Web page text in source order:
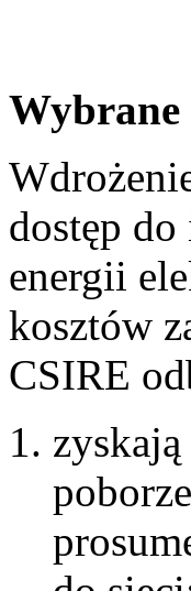
Wybrane
dostęp
energii
kosztów
CSIRE